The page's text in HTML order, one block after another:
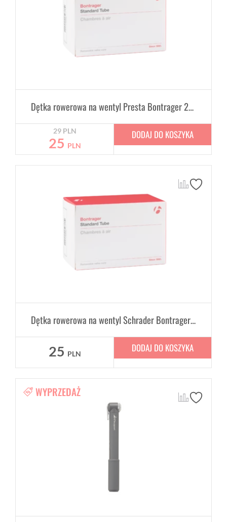
Dętka rowerowa na wentyl Presta Bontrager 29" x 2.0-2.4" 48mm
29 PLN
25 PLN
DODAJ DO KOSZYKA
Dętka rowerowa na wentyl Schrader Bontrager Standard 14" x 1.75-2.125", 35mm
25 PLN DODAJ DO KOSZYKA
WYPRZEDAŻ